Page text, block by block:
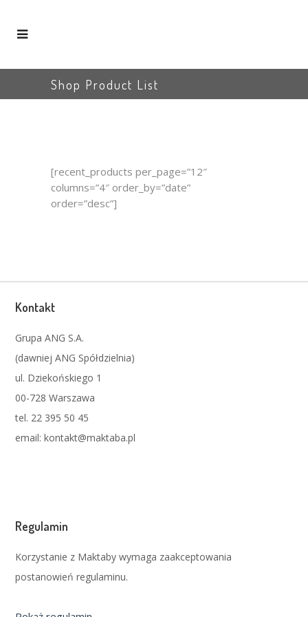
Shop Product List
[recent_products per_page=”12″
columns=”4″ order_by=”date”
order=”desc”]
Kontakt
Grupa ANG S.A.
(dawniej ANG Spółdzielnia)
ul. Dziekońskiego 1
00-728 Warszawa
tel. 22 395 50 45
email: kontakt@maktaba.pl
Regulamin
Korzystanie z Maktaby wymaga zaakceptowania
postanowień regulaminu.